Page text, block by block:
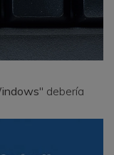
" debería